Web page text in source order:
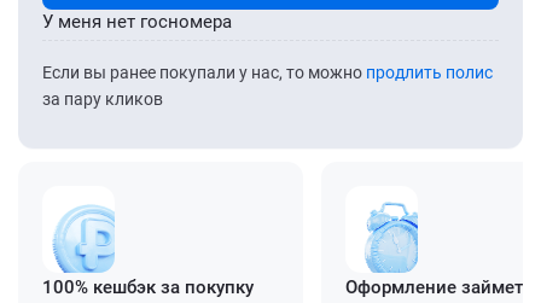
Если вы ранее покупали у нас, то можно продлить полис
за пару кликов
У меня нет госномера
100% кешбэк за покупку
Оформление займет